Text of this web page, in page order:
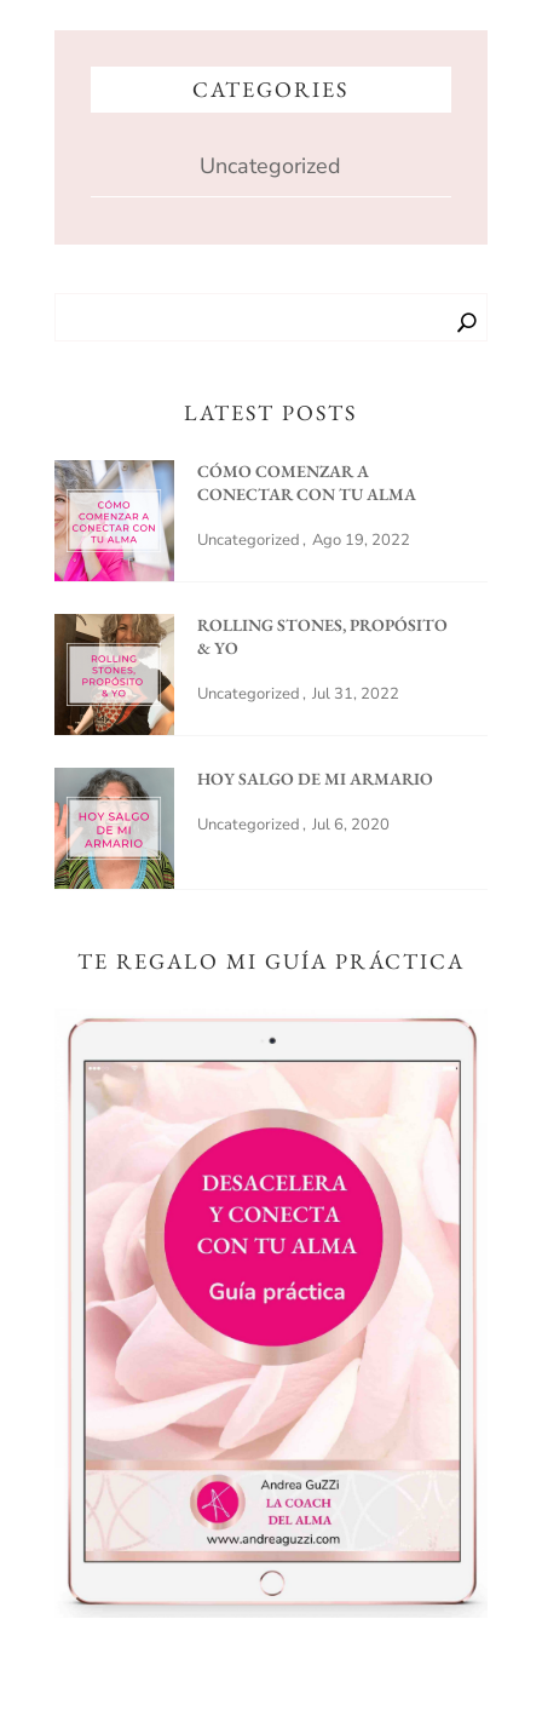
CATEGORIES
Uncategorized
LATEST POSTS
CÓMO COMENZAR A
CONECTAR CON TU ALMA
Uncategorized Ago 19, 2022
ROLLING STONES, PROPÓSITO
& YO
Uncategorized Jul 31, 2022
HOY SALGO DE MI ARMARIO
Uncategorized Jul 6, 2020
TE REGALO MI GUÍA PRÁCTICA